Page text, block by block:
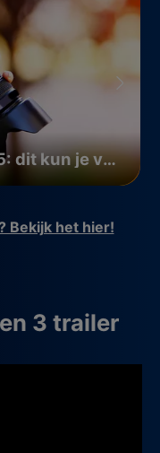
Het Perfecte Plaatje 2025: dit kun je verwachten
Bekijk het hier!
3 trailer